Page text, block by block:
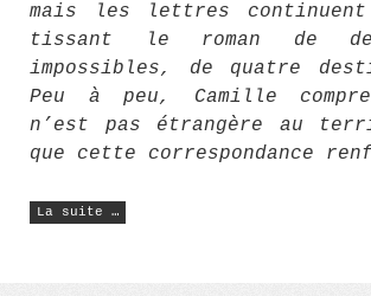
mais les lettres
tissant le roman de
impossibles, de quatre
Peu à peu, Camille
n’est pas étrangère au
que cette correspondance
La suite …
« Le
confident »